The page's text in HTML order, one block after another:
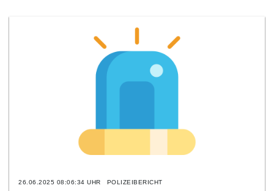
26.06.2025 08:06:34 UHR POLIZEIBERICHT